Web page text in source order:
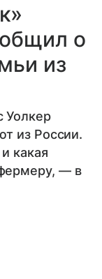
о
из
Уолкер
из России.
какая
— в